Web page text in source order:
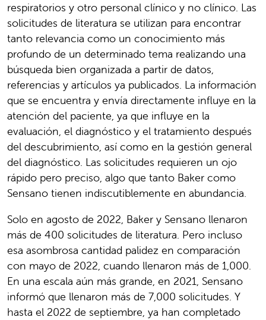
respiratorios y otro personal clínico y no clínico. Las
solicitudes de literatura se utilizan para encontrar
tanto relevancia como un conocimiento más
profundo de un determinado tema realizando una
búsqueda bien organizada a partir de datos,
referencias y artículos ya publicados. La información
que se encuentra y envía directamente influye en la
atención del paciente, ya que influye en la
evaluación, el diagnóstico y el tratamiento después
del descubrimiento, así como en la gestión general
del diagnóstico. Las solicitudes requieren un ojo
rápido pero preciso, algo que tanto Baker como
Sensano tienen indiscutiblemente en abundancia.
Solo en agosto de 2022, Baker y Sensano llenaron
más de 400 solicitudes de literatura. Pero incluso
esa asombrosa cantidad palidez en comparación
con mayo de 2022, cuando llenaron más de 1,000.
En una escala aún más grande, en 2021, Sensano
informó que llenaron más de 7,000 solicitudes. Y
hasta el 2022 de septiembre, ya han completado